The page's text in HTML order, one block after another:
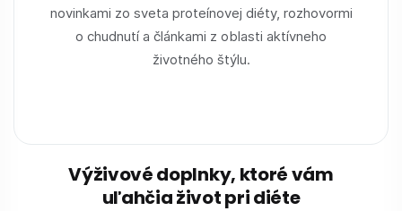
novinkami zo sveta proteínovej diéty, rozhovormi
o chudnutí a článkami z oblasti aktívneho
životného štýlu.
Výživové doplnky, ktoré vám
uľahčia život pri diéte